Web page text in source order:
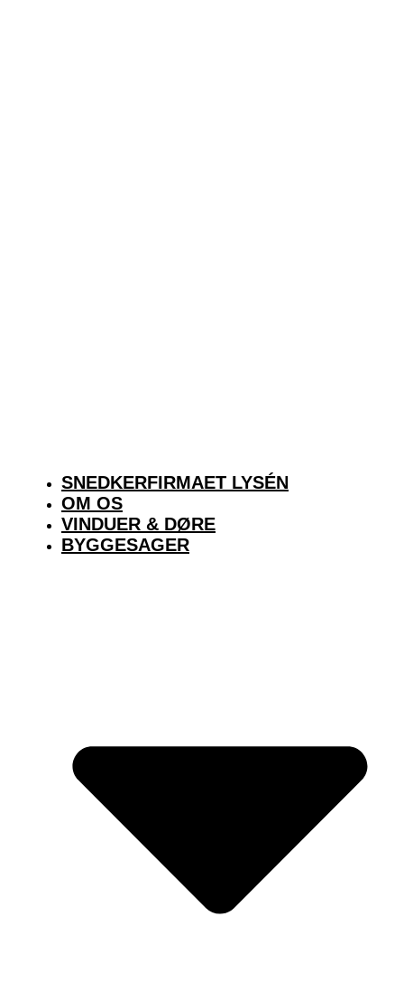
SNEDKERFIRMAET LYSÉN
OM OS
VINDUER & DØRE
BYGGESAGER